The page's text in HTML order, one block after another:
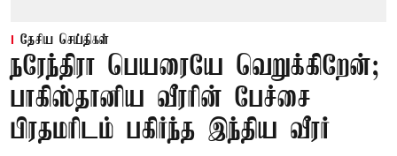
தேசிய செய்திகள்
நரேந்திரா பெயரையே வெறுக்கிறேன்;
பாகிஸ்தானிய வீரரின் பேச்சை
பிரதமரிடம் பகிர்ந்த இந்திய வீரர்